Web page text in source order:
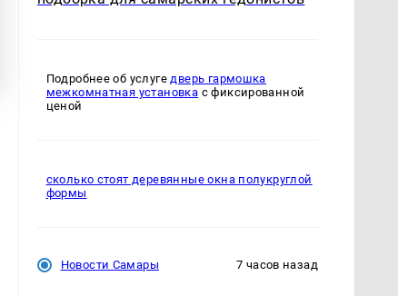
Подробнее об услугедверь гармошка
межкомнатная установка с фиксированной
ценой
сколько стоят деревянные окна полукруглой
формы
Новости Самары 7 часов назад